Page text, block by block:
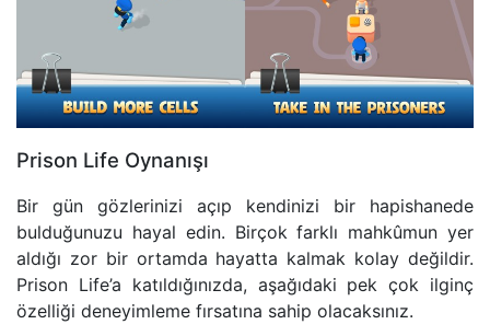
Prison Life Oynanışı
Bir gün gözlerinizi açıp kendinizi bir hapishanede
bulduğunuzu hayal edin. Birçok farklı mahkûmun yer
aldığı zor bir ortamda hayatta kalmak kolay değildir.
Prison Life’a katıldığınızda, aşağıdaki pek çok ilginç
özelliği deneyimleme fırsatına sahip olacaksınız.